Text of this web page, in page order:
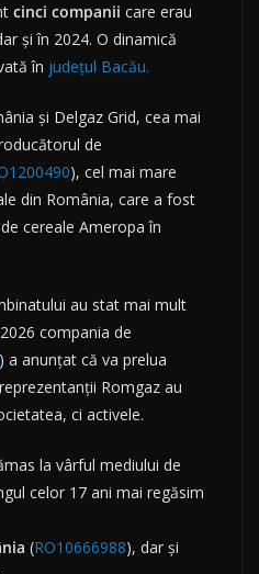
cinci companii care erau
și în 2024. O dinamică
în județul Bacău.
și Delgaz Grid, cea mai
de
), cel mai mare
din România, care a fost
cereale Ameropa în
au stat mai mult
compania de
) a anunțat că va prelua
Romgaz au
ci activele.
la vârful mediului de
celor 17 ani mai regăsim
(RO10666988), dar și